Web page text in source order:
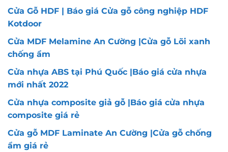
Cửa Gỗ HDF | Báo giá Cửa gỗ công nghiệp HDF
Kotdoor
Cửa MDF Melamine An Cường |Cửa gỗ Lõi xanh
chống ẩm
Cửa nhựa ABS tại Phú Quốc |Báo giá cửa nhựa
mới nhất 2022
Cửa nhựa composite giả gỗ |Báo giá cửa nhựa
composite giá rẻ
Cửa gỗ MDF Laminate An Cường |Cửa gỗ chống
ẩm giá rẻ